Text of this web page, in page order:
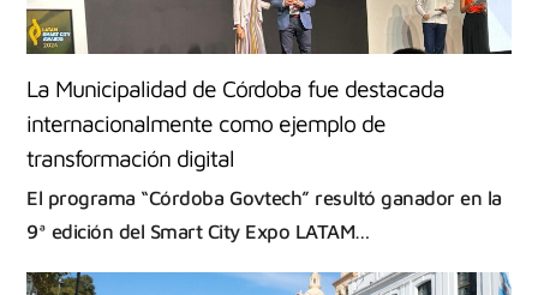
La Municipalidad de Córdoba fue destacada
internacionalmente como ejemplo de
transformación digital
El programa “Córdoba Govtech” resultó ganador en la
9ª edición del Smart City Expo LATAM…